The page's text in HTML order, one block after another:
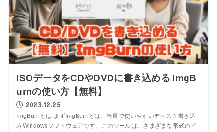
ISOデータをCDやDVDに書き込める ImgB
urnの使い方【無料】
2023.12.25
ImgBurnとは まずImgBurnとは、軽量で使いやすいディスク書き込
みWindowsソフトウェアです。このツールは、さまざまな形式のイ